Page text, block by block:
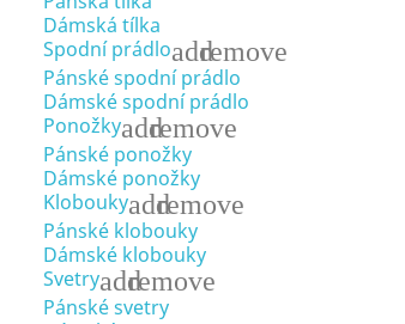
Dámská tílka
Spodní prádloaddremove
Pánské spodní prádlo
Dámské spodní prádlo
Ponožkyaddremove
Pánské ponožky
Dámské ponožky
Kloboukyaddremove
Pánské klobouky
Dámské klobouky
Svetryaddremove
Pánské svetry